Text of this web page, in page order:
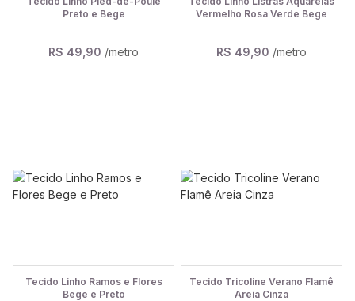
Preto e Bege
R$ 49,90 /metro
Vermelho Rosa Verde Bege
R$ 49,90 /metro
Tecido Linho Ramos e Flores
Bege e Preto
Tecido Tricoline Verano Flamê
Areia Cinza